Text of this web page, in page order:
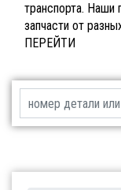
транспорта. Наши
запчасти от
ПЕРЕЙТИ